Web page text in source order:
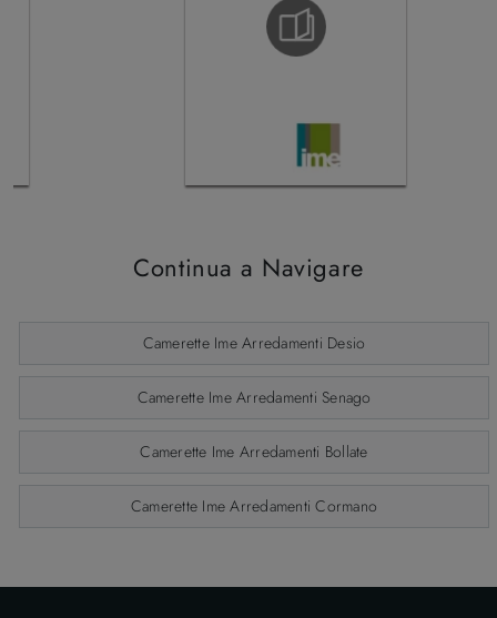
Continua a Navigare
Camerette Ime Arredamenti Desio
Camerette Ime Arredamenti Senago
Camerette Ime Arredamenti Bollate
Camerette Ime Arredamenti Cormano